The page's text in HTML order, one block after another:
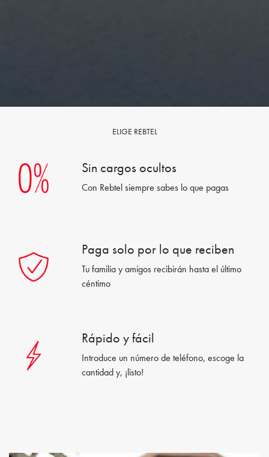
ELIGE REBTEL
Sin cargos ocultos
Con Rebtel siempre sabes lo que pagas
Paga solo por lo que reciben
Tu familia y amigos recibirán hasta el último
céntimo
Rápido y fácil
Introduce un número de teléfono, escoge la
cantidad y, ¡listo!